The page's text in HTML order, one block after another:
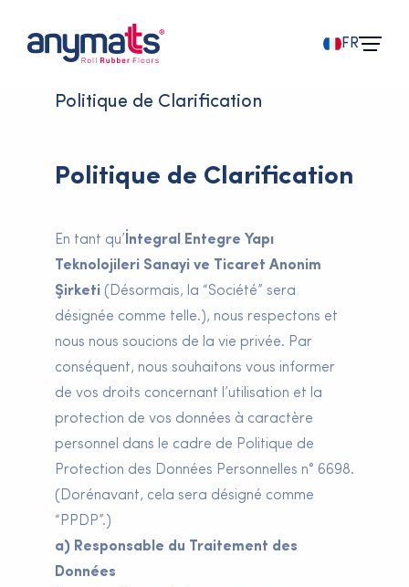
FR
Politique de Clarification
Politique de Clarification
En tant qu’ İntegral Entegre Yapı
Teknolojileri Sanayi ve Ticaret Anonim
Şirketi (Désormais, la “Société” sera
désignée comme telle.), nous respectons et
nous nous soucions de la vie privée. Par
conséquent, nous souhaitons vous informer
de vos droits concernant l’utilisation et la
protection de vos données à caractère
personnel dans le cadre de Politique de
Protection des Données Personnelles n° 6698.
(Dorénavant, cela sera désigné comme
“PPDP”.)
a) Responsable du Traitement des
Données